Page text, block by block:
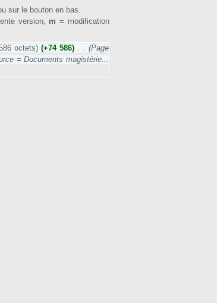
sur le bouton en bas.
version, m = modification
octets) (+74 586) . . (Page
= Documents magistérie...